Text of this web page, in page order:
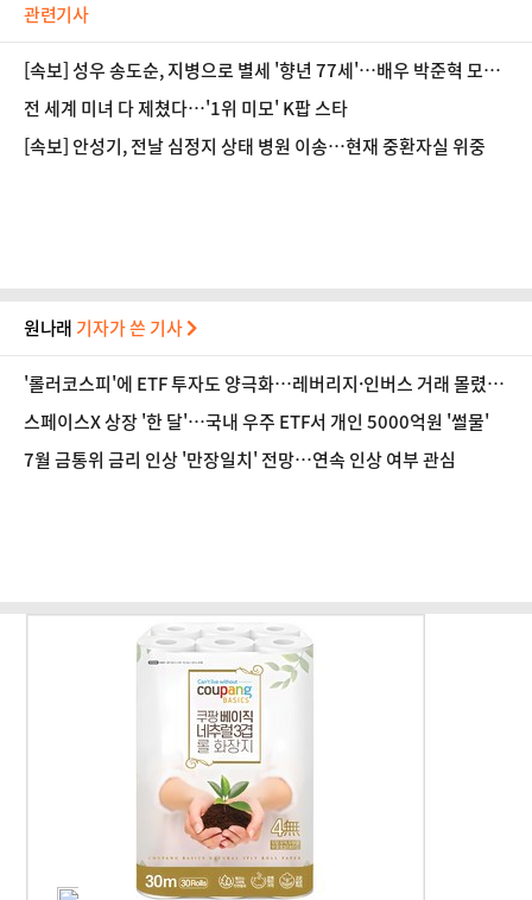
관련기사
[속보] 성우 송도순, 지병으로 별세 '향년 77세'…배우 박준혁 모친
상
전 세계 미녀 다 제쳤다…'1위 미모' K팝 스타
[속보] 안성기, 전날 심정지 상태 병원 이송…현재 중환자실 위중
원나래 기자가 쓴 기사
'롤러코스피'에 ETF 투자도 양극화…레버리지·인버스 거래 몰렸
다
스페이스X 상장 '한 달'…국내 우주 ETF서 개인 5000억원 '썰물'
7월 금통위 금리 인상 '만장일치' 전망…연속 인상 여부 관심